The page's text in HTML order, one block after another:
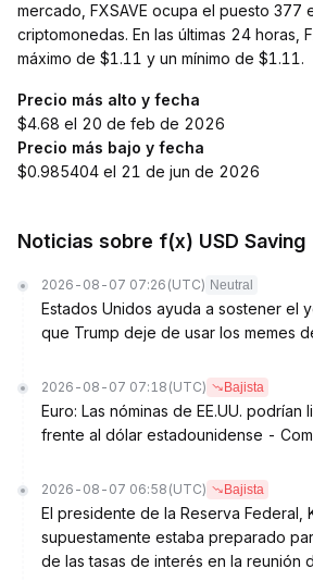
mercado, FXSAVE ocupa el puesto 377
criptomonedas. En las últimas 24 horas,
máximo de $1.11 y un mínimo de $1.11.
Precio más alto y fecha
$4.68 el 20 de feb de 2026
Precio más bajo y fecha
$0.985404 el 21 de jun de 2026
Noticias sobre f(x) USD Saving
2026-08-07 07:26 (UTC) Neutral
Estados Unidos ayuda a sostener el
que Trump deje de usar los memes
2026-08-07 07:18 (UTC) Bajista
Euro: Las nóminas de EE.UU. podrían
frente al dólar estadounidense -
2026-08-07 06:58 (UTC) Bajista
El presidente de la Reserva Federal,
supuestamente estaba preparado
de las tasas de interés en la reunión